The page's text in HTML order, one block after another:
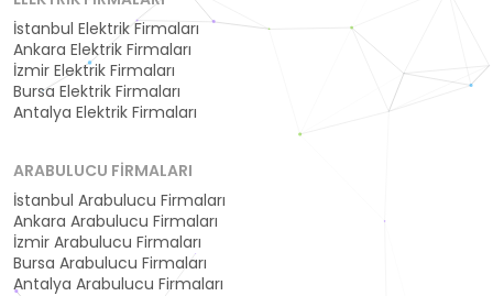
İstanbul Elektrik Firmaları
Ankara Elektrik Firmaları
İzmir Elektrik Firmaları
Bursa Elektrik Firmaları
Antalya Elektrik Firmaları
ARABULUCU FIRMALARI
İstanbul Arabulucu Firmaları
Ankara Arabulucu Firmaları
İzmir Arabulucu Firmaları
Bursa Arabulucu Firmaları
Antalya Arabulucu Firmaları